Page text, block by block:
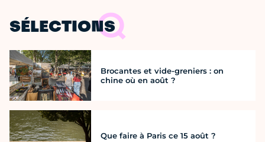
SÉLECTIONS
Brocantes et vide-greniers : on
chine où en août ?
Que faire à Paris ce 15 août ?